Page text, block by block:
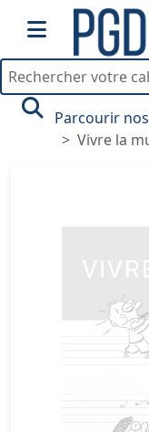
Parcourir
Vivre la